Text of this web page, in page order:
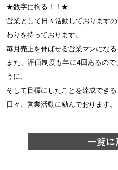
★数字に拘る！！★
営業として日々活動しております
わりを持っております。
毎月売上を伸ばせる営業マンになる
また、評価制度も年に4回あるの
うに、
そして目標にしたことを達成できる
日々、営業活動に励んでおります。